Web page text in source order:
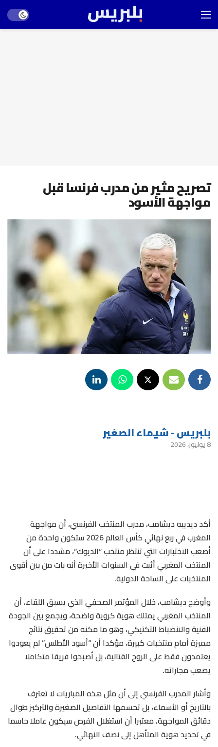
mode
تصريح مثير من مدرب فرنسا قبل
مواجهة الأسود
بلبريس - شيماء الصغير
8 يوليوز، 2026
أكد ديدييه ديشامب، مدرب المنتخب الفرنسي، أن مواجهة
المغرب في ربع نهائي كأس العالم 2026 ستكون واحدة من
أصعب الاختبارات التي تنتظر منتخب “الديوك”، مشددا على أن
المنتخب المغربي أثبت في السنوات الأخيرة أنه بات من بين أقوى
المنتخبات على الساحة الدولية.
وأوضح ديشامب، خلال المؤتمر الصحفي الذي يسبق اللقاء، أن
المنتخب المغربي يمتلك هوية كروية واضحة، ويجمع بين الجودة
الفنية والانضباط التكتيكي، وهو ما مكنه من تحقيق نتائج
مميزة أمام منتخبات كبيرة، مؤكدا أن “أسود الأطلس” لم يعودوا
يعتمدون فقط على الروح القتالية، بل أصبحوا فريقا متكاملا
يصعب مجاراته.
وأشار المدرب الفرنسي إلى أن مثل هذه المباريات لا تعترف
بالتاريخ أو الأسماء، بل تحسمها التفاصيل الصغيرة والتركيز طوال
دقائق المواجهة، معتبرا أن استغلال الفرص سيكون عاملا حاسما
في تحديد هوية المتأهل إلى نصف النهائي.